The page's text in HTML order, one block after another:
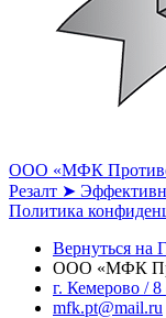
ООО «МФК
Резалт ➤
Политика
Вернуться на
ООО «МФК
г. Кемерово /
mfk.pt@mail.ru